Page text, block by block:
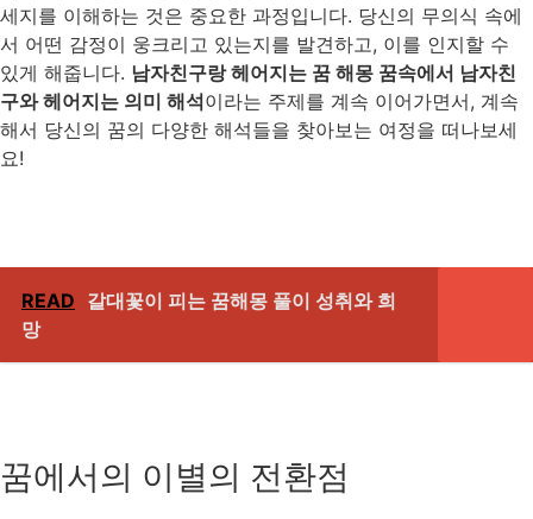
세지를 이해하는 것은 중요한 과정입니다. 당신의 무의식 속에
서 어떤 감정이 웅크리고 있는지를 발견하고, 이를 인지할 수
있게 해줍니다. 남자친구랑 헤어지는 꿈 해몽 꿈속에서 남자친
구와 헤어지는 의미 해석이라는 주제를 계속 이어가면서, 계속
해서 당신의 꿈의 다양한 해석들을 찾아보는 여정을 떠나보세
요!
READ 갈대꽃이 피는 꿈해몽 풀이 성취와 희
망
꿈에서의 이별의 전환점